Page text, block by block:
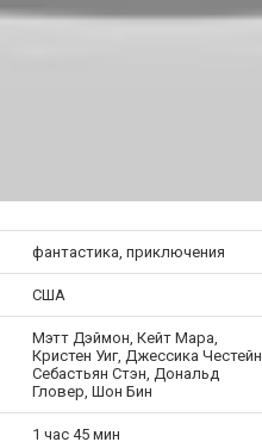
фантастика, приключения
США
Мэтт Дэймон, Кейт Мара,
Кристен Уиг, Джессика Честейн,
Себастьян Стэн, Дональд
Гловер, Шон Бин
1 час 45 мин